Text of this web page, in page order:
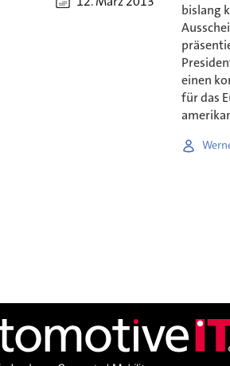
bislang
einen
für das